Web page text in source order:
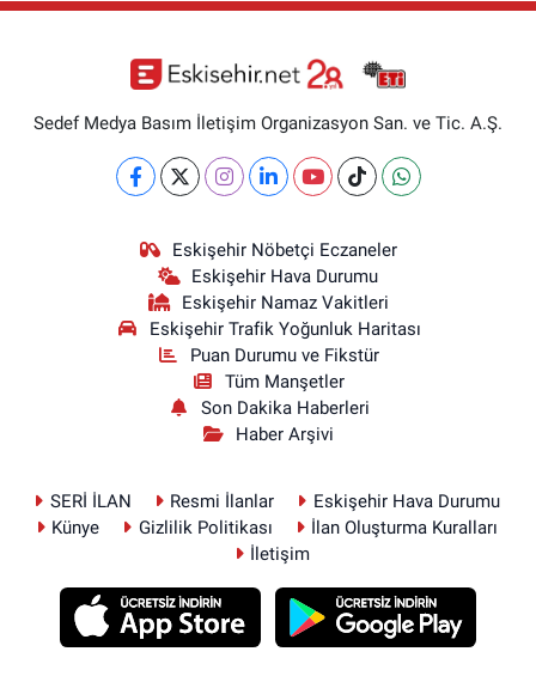
Sedef Medya Basım İletişim Organizasyon San. ve Tic. A.Ş.
Eskişehir Nöbetçi Eczaneler
Eskişehir Hava Durumu
Eskişehir Namaz Vakitleri
Eskişehir Trafik Yoğunluk Haritası
Puan Durumu ve Fikstür
Tüm Manşetler
Son Dakika Haberleri
Haber Arşivi
SERİ İLAN Resmi İlanlar
Eskişehir Hava Durumu
Künye
Gizlilik Politikası
İlan Oluşturma Kuralları
İletişim